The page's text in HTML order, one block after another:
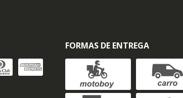
FORMAS DE ENTREGA